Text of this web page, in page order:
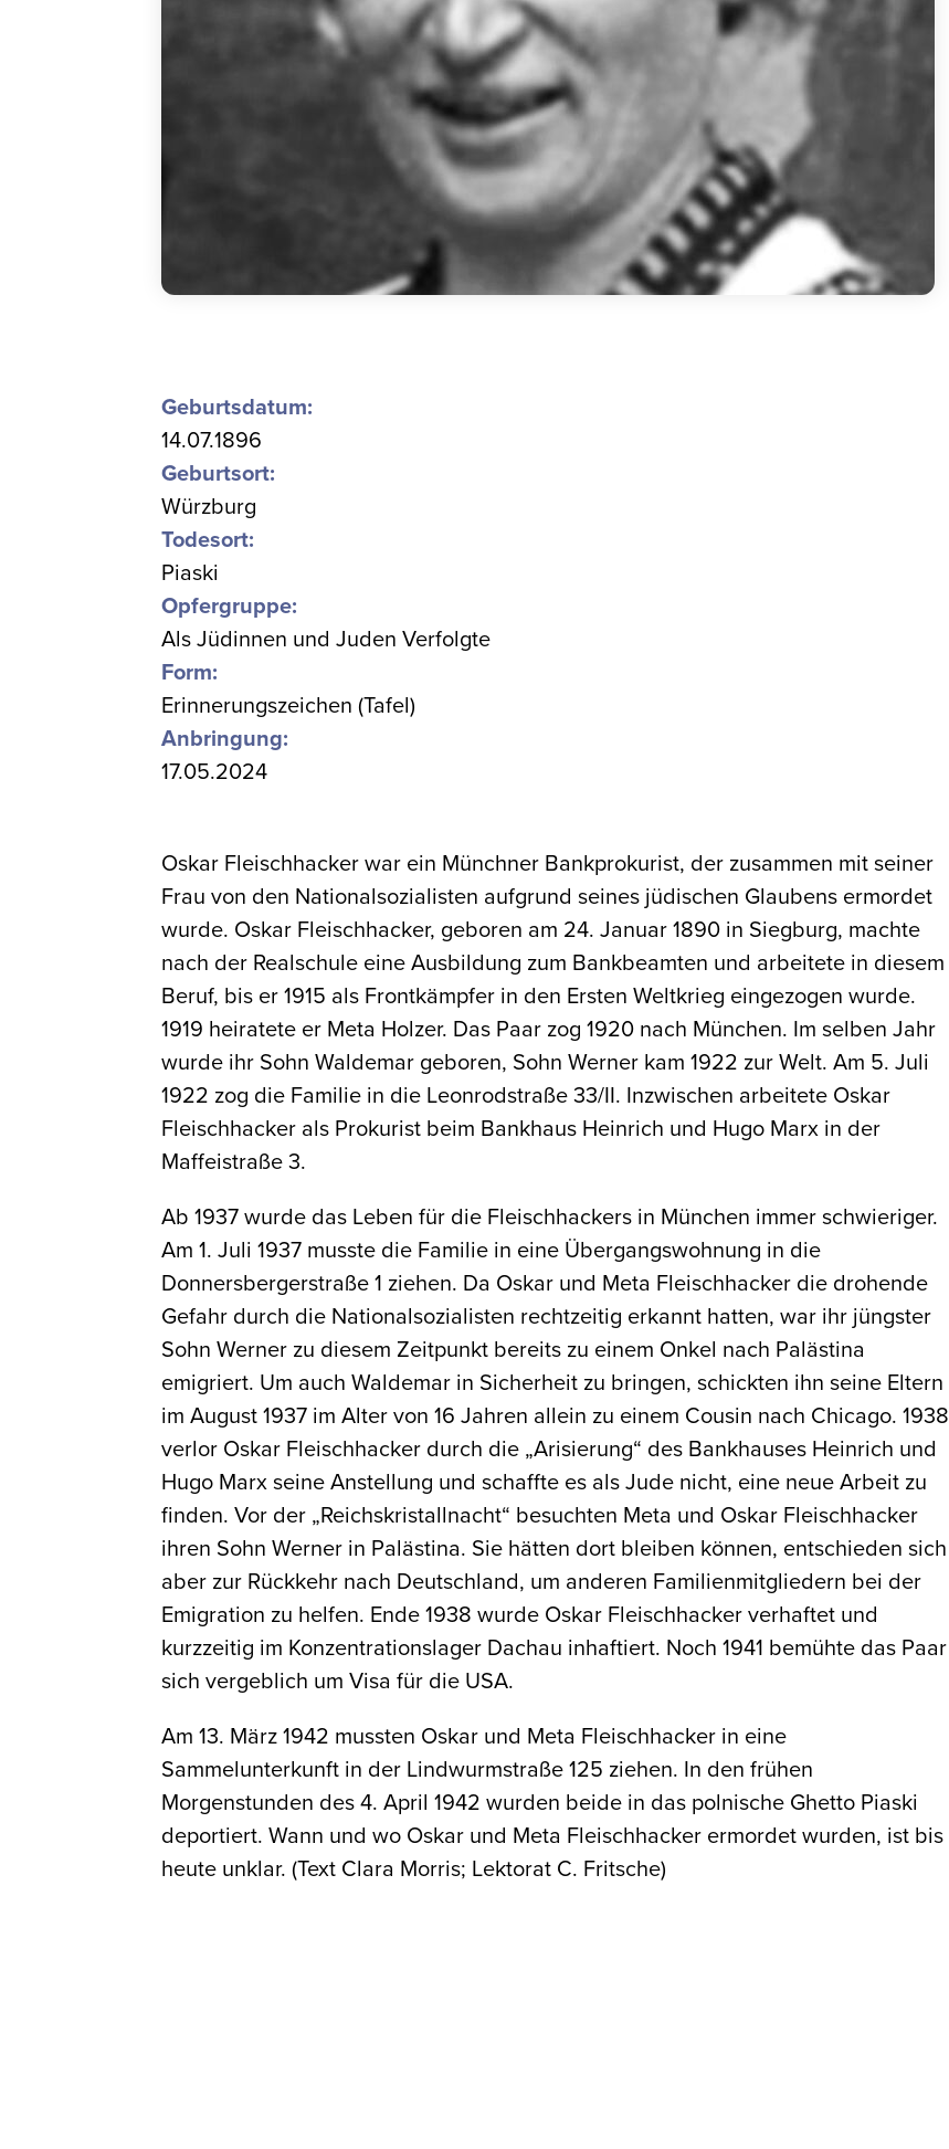
Geburtsdatum:
14.07.1896
Geburtsort:
Würzburg
Todesort:
Piaski
Opfergruppe:
Als Jüdinnen und Juden Verfolgte
Form:
Erinnerungszeichen (Tafel)
Anbringung:
17.05.2024
Oskar Fleischhacker war ein Münchner Bankprokurist, der zusammen mit seiner
Frau von den Nationalsozialisten aufgrund seines jüdischen Glaubens ermordet
wurde. Oskar Fleischhacker, geboren am 24. Januar 1890 in Siegburg, machte
nach der Realschule eine Ausbildung zum Bankbeamten und arbeitete in diesem
Beruf, bis er 1915 als Frontkämpfer in den Ersten Weltkrieg eingezogen wurde.
1919 heiratete er Meta Holzer. Das Paar zog 1920 nach München. Im selben Jahr
wurde ihr Sohn Waldemar geboren, Sohn Werner kam 1922 zur Welt. Am 5. Juli
1922 zog die Familie in die Leonrodstraße 33/II. Inzwischen arbeitete Oskar
Fleischhacker als Prokurist beim Bankhaus Heinrich und Hugo Marx in der
Maffeistraße 3.
Ab 1937 wurde das Leben für die Fleischhackers in München immer schwieriger.
Am 1. Juli 1937 musste die Familie in eine Übergangswohnung in die
Donnersbergerstraße 1 ziehen. Da Oskar und Meta Fleischhacker die drohende
Gefahr durch die Nationalsozialisten rechtzeitig erkannt hatten, war ihr jüngster
Sohn Werner zu diesem Zeitpunkt bereits zu einem Onkel nach Palästina
emigriert. Um auch Waldemar in Sicherheit zu bringen, schickten ihn seine Eltern
im August 1937 im Alter von 16 Jahren allein zu einem Cousin nach Chicago. 1938
verlor Oskar Fleischhacker durch die „Arisierung“ des Bankhauses Heinrich und
Hugo Marx seine Anstellung und schaffte es als Jude nicht, eine neue Arbeit zu
finden. Vor der „Reichskristallnacht“ besuchten Meta und Oskar Fleischhacker
ihren Sohn Werner in Palästina. Sie hätten dort bleiben können, entschieden sich
aber zur Rückkehr nach Deutschland, um anderen Familienmitgliedern bei der
Emigration zu helfen. Ende 1938 wurde Oskar Fleischhacker verhaftet und
kurzzeitig im Konzentrationslager Dachau inhaftiert. Noch 1941 bemühte das Paar
sich vergeblich um Visa für die USA.
Am 13. März 1942 mussten Oskar und Meta Fleischhacker in eine
Sammelunterkunft in der Lindwurmstraße 125 ziehen. In den frühen
Morgenstunden des 4. April 1942 wurden beide in das polnische Ghetto Piaski
deportiert. Wann und wo Oskar und Meta Fleischhacker ermordet wurden, ist bis
heute unklar. (Text Clara Morris; Lektorat C. Fritsche)